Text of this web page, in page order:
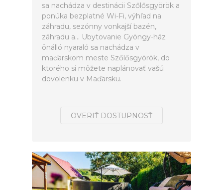
sa nachádza v destinácii Szőlősgyörök a
ponúka bezplatné Wi-Fi, výhľad na
záhradu, sezónny vonkajší bazén,
záhradu a... Ubytovanie Gyöngy-ház
önálló nyaraló sa nachádza v
maďarskom meste Szőlősgyörök, do
ktorého si môžete naplánovať vašú
dovolenku v Maďarsku.
OVERIŤ DOSTUPNOSŤ